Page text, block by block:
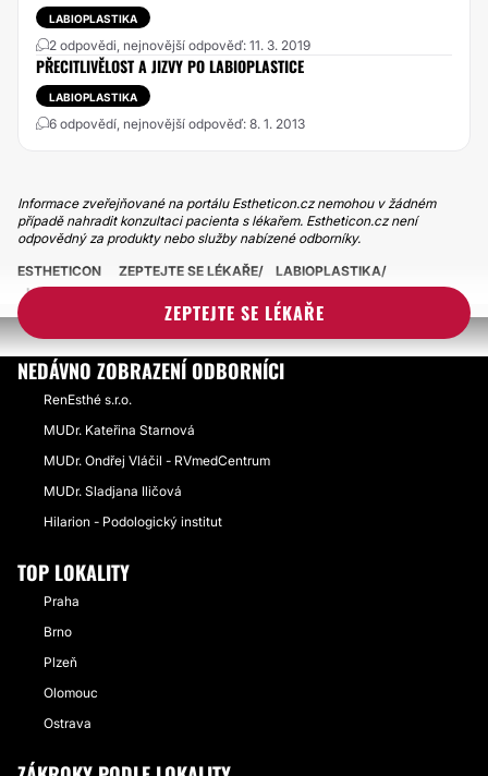
LABIOPLASTIKA
2 odpovědi, nejnovější odpověď: 11. 3. 2019
PŘECITLIVĚLOST A JIZVY PO LABIOPLASTICE
LABIOPLASTIKA
6 odpovědí, nejnovější odpověď: 8. 1. 2013
Informace zveřejňované na portálu Estheticon.cz nemohou v žádném
případě nahradit konzultaci pacienta s lékařem. Estheticon.cz není
odpovědný za produkty nebo služby nabízené odborníky.
ZEPTEJTE SE LÉKAŘE
ESTHETICON ZEPTEJTE SE LÉKAŘE
LABIOPLASTIKA
LABIOPLASTIKA HYPERTROFICKE JIZVY
NEDÁVNO ZOBRAZENÍ ODBORNÍCI
RenEsthé s.r.o.
MUDr. Kateřina Starnová
MUDr. Ondřej Vláčil - RVmedCentrum
MUDr. Sladjana Iličová
Hilarion - Podologický institut
TOP LOKALITY
Praha
Brno
Plzeň
Olomouc
Ostrava